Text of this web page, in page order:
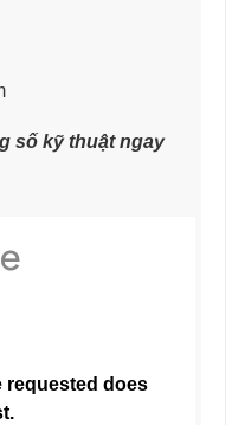
số kỹ thuật ngay